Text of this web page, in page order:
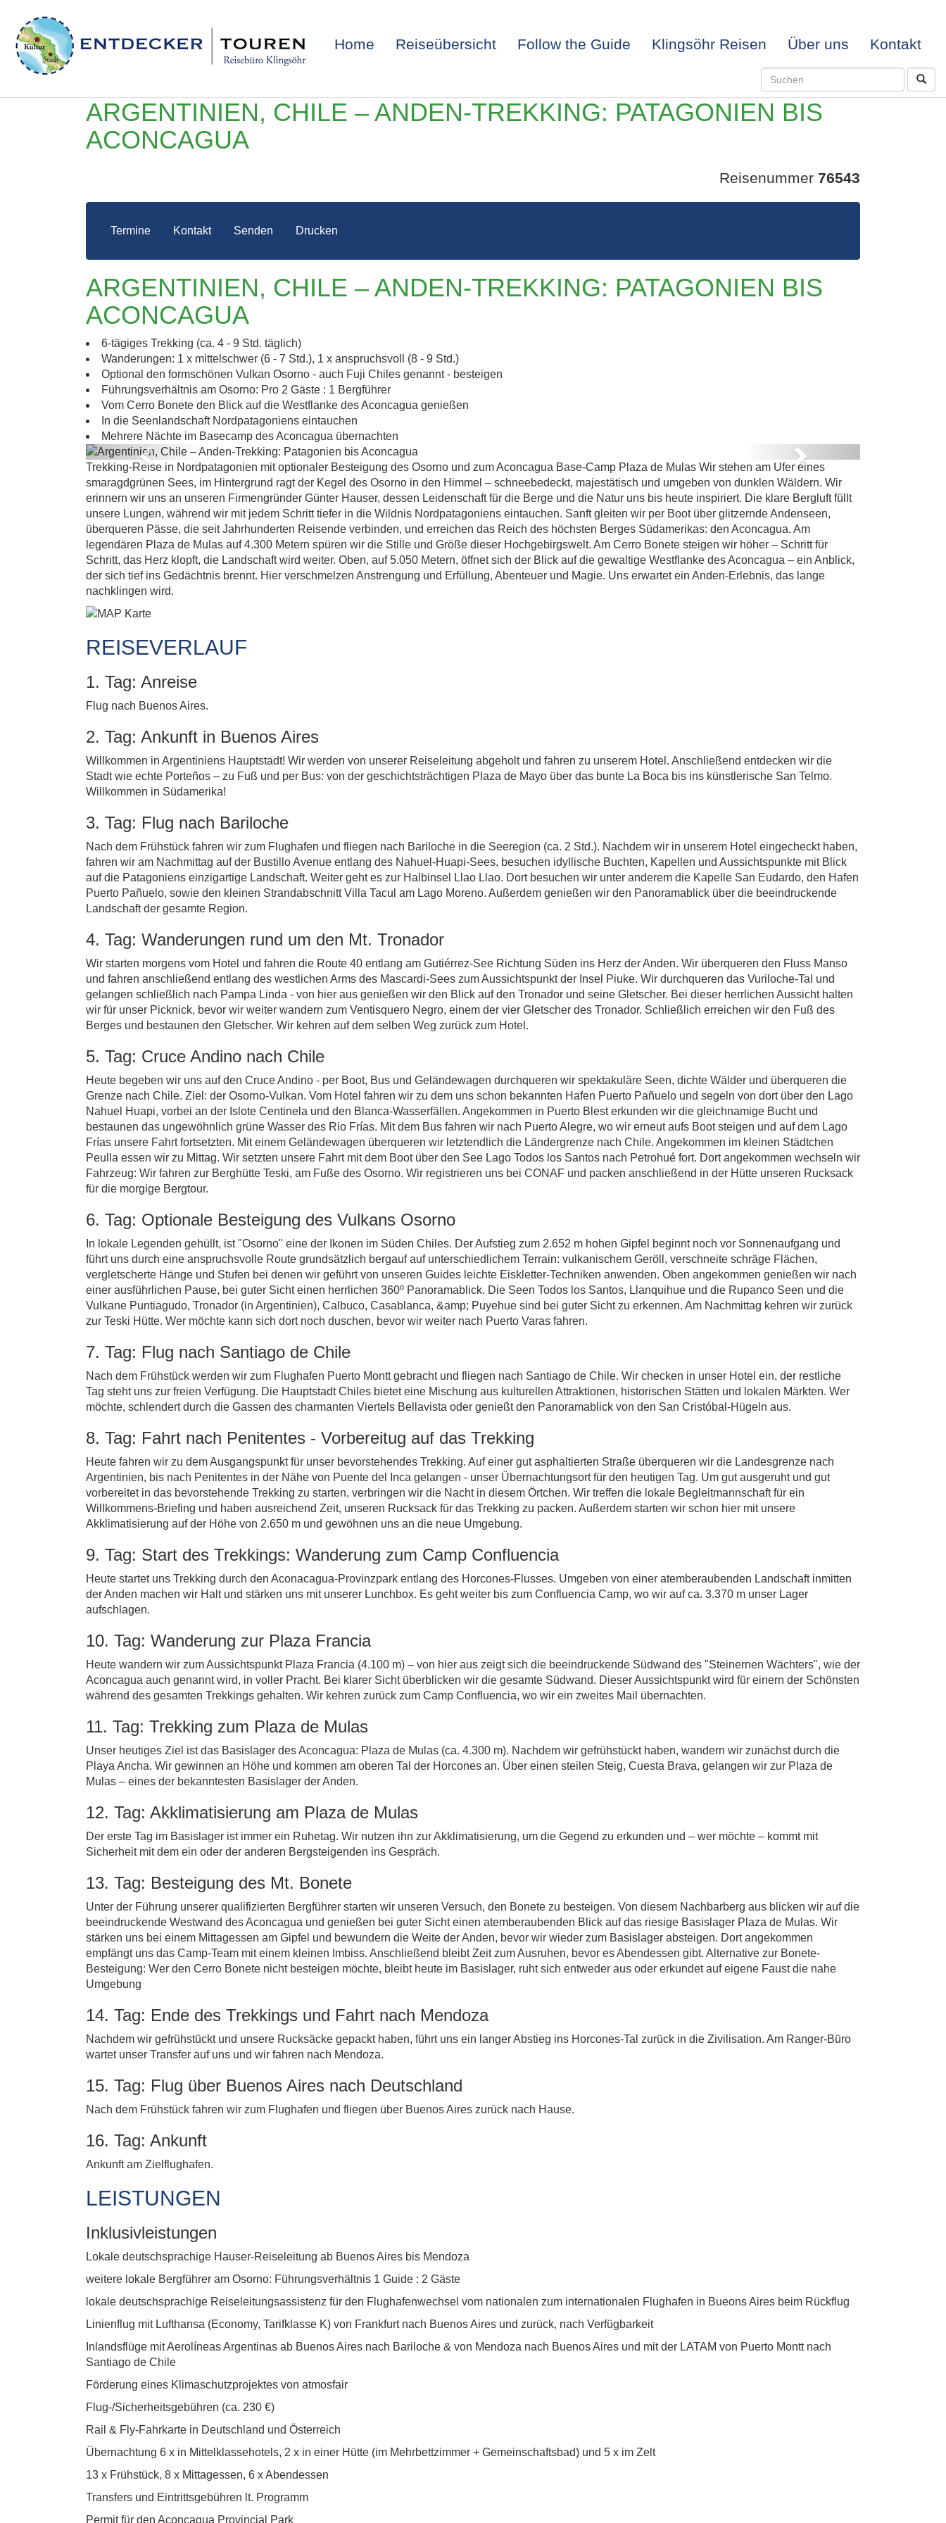
Home Reiseübersicht Follow the Guide Klingsöhr Reisen Über uns Kontakt
ARGENTINIEN, CHILE –
PATAGONIEN BIS
ACONCAGUA
ARGENTINIEN, CHILE – ANDEN-TREKKING: PATAGONIEN BIS
ACONCAGUA
Reisenummer 76543
Termine Kontakt Senden Drucken
ARGENTINIEN, CHILE – ANDEN-TREKKING: PATAGONIEN BIS
ACONCAGUA
6-tägiges Trekking (ca. 4 - 9 Std. täglich)
Wanderungen: 1 x mittelschwer (6 - 7 Std.), 1 x anspruchsvoll (8 - 9 Std.)
Optional den formschönen Vulkan Osorno - auch Fuji Chiles genannt - besteigen
Führungsverhältnis am Osorno: Pro 2 Gäste : 1 Bergführer
Vom Cerro Bonete den Blick auf die Westflanke des Aconcagua genießen
In die Seenlandschaft Nordpatagoniens eintauchen
Mehrere Nächte im Basecamp des Aconcagua übernachten
Argentinien, Chile – Anden-Trekking: Patagonien bis Aconcagua
Previous Next
Trekking-Reise in Nordpatagonien mit optionaler Besteigung des Osorno und zum Aconcagua Base-Camp Plaza de Mulas Wir stehen am Ufer eines
smaragdgrünen Sees, im Hintergrund ragt der Kegel des Osorno in den Himmel – schneebedeckt, majestätisch und umgeben von dunklen Wäldern. Wir
erinnern wir uns an unseren Firmengründer Günter Hauser, dessen Leidenschaft für die Berge und die Natur uns bis heute inspiriert. Die klare Bergluft füllt
unsere Lungen, während wir mit jedem Schritt tiefer in die Wildnis Nordpatagoniens eintauchen. Sanft gleiten wir per Boot über glitzernde Andenseen,
überqueren Pässe, die seit Jahrhunderten Reisende verbinden, und erreichen das Reich des höchsten Berges Südamerikas: den Aconcagua. Am
legendären Plaza de Mulas auf 4.300 Metern spüren wir die Stille und Größe dieser Hochgebirgswelt. Am Cerro Bonete steigen wir höher – Schritt für
Schritt, das Herz klopft, die Landschaft wird weiter. Oben, auf 5.050 Metern, öffnet sich der Blick auf die gewaltige Westflanke des Aconcagua – ein Anblick,
der sich tief ins Gedächtnis brennt. Hier verschmelzen Anstrengung und Erfüllung, Abenteuer und Magie. Uns erwartet ein Anden-Erlebnis, das lange
nachklingen wird.
REISEVERLAUF
1. Tag: Anreise
Flug nach Buenos Aires.
2. Tag: Ankunft in Buenos Aires
Willkommen in Argentiniens Hauptstadt! Wir werden von unserer Reiseleitung abgeholt und fahren zu unserem Hotel. Anschließend entdecken wir die
Stadt wie echte Porteños – zu Fuß und per Bus: von der geschichtsträchtigen Plaza de Mayo über das bunte La Boca bis ins künstlerische San Telmo.
Willkommen in Südamerika!
3. Tag: Flug nach Bariloche
Nach dem Frühstück fahren wir zum Flughafen und fliegen nach Bariloche in die Seeregion (ca. 2 Std.). Nachdem wir in unserem Hotel eingecheckt haben,
fahren wir am Nachmittag auf der Bustillo Avenue entlang des Nahuel-Huapi-Sees, besuchen idyllische Buchten, Kapellen und Aussichtspunkte mit Blick
auf die Patagoniens einzigartige Landschaft. Weiter geht es zur Halbinsel Llao Llao. Dort besuchen wir unter anderem die Kapelle San Eudardo, den Hafen
Puerto Pañuelo, sowie den kleinen Strandabschnitt Villa Tacul am Lago Moreno. Außerdem genießen wir den Panoramablick über die beeindruckende
Landschaft der gesamte Region.
4. Tag: Wanderungen rund um den Mt. Tronador
Wir starten morgens vom Hotel und fahren die Route 40 entlang am Gutiérrez-See Richtung Süden ins Herz der Anden. Wir überqueren den Fluss Manso
und fahren anschließend entlang des westlichen Arms des Mascardi-Sees zum Aussichtspunkt der Insel Piuke. Wir durchqueren das Vuriloche-Tal und
gelangen schließlich nach Pampa Linda - von hier aus genießen wir den Blick auf den Tronador und seine Gletscher. Bei dieser herrlichen Aussicht halten
wir für unser Picknick, bevor wir weiter wandern zum Ventisquero Negro, einem der vier Gletscher des Tronador. Schließlich erreichen wir den Fuß des
Berges und bestaunen den Gletscher. Wir kehren auf dem selben Weg zurück zum Hotel.
5. Tag: Cruce Andino nach Chile
Heute begeben wir uns auf den Cruce Andino - per Boot, Bus und Geländewagen durchqueren wir spektakuläre Seen, dichte Wälder und überqueren die
Grenze nach Chile. Ziel: der Osorno-Vulkan. Vom Hotel fahren wir zu dem uns schon bekannten Hafen Puerto Pañuelo und segeln von dort über den Lago
Nahuel Huapi, vorbei an der Islote Centinela und den Blanca-Wasserfällen. Angekommen in Puerto Blest erkunden wir die gleichnamige Bucht und
bestaunen das ungewöhnlich grüne Wasser des Rio Frías. Mit dem Bus fahren wir nach Puerto Alegre, wo wir erneut aufs Boot steigen und auf dem Lago
Frías unsere Fahrt fortsetzten. Mit einem Geländewagen überqueren wir letztendlich die Ländergrenze nach Chile. Angekommen im kleinen Städtchen
Peulla essen wir zu Mittag. Wir setzten unsere Fahrt mit dem Boot über den See Lago Todos los Santos nach Petrohué fort. Dort angekommen wechseln wir
Fahrzeug: Wir fahren zur Berghütte Teski, am Fuße des Osorno. Wir registrieren uns bei CONAF und packen anschließend in der Hütte unseren Rucksack
für die morgige Bergtour.
6. Tag: Optionale Besteigung des Vulkans Osorno
In lokale Legenden gehüllt, ist "Osorno" eine der Ikonen im Süden Chiles. Der Aufstieg zum 2.652 m hohen Gipfel beginnt noch vor Sonnenaufgang und
führt uns durch eine anspruchsvolle Route grundsätzlich bergauf auf unterschiedlichem Terrain: vulkanischem Geröll, verschneite schräge Flächen,
vergletscherte Hänge und Stufen bei denen wir geführt von unseren Guides leichte Eiskletter-Techniken anwenden. Oben angekommen genießen wir nach
einer ausführlichen Pause, bei guter Sicht einen herrlichen 360º Panoramablick. Die Seen Todos los Santos, Llanquihue und die Rupanco Seen und die
Vulkane Puntiagudo, Tronador (in Argentinien), Calbuco, Casablanca, &amp; Puyehue sind bei guter Sicht zu erkennen. Am Nachmittag kehren wir zurück
zur Teski Hütte. Wer möchte kann sich dort noch duschen, bevor wir weiter nach Puerto Varas fahren.
7. Tag: Flug nach Santiago de Chile
Nach dem Frühstück werden wir zum Flughafen Puerto Montt gebracht und fliegen nach Santiago de Chile. Wir checken in unser Hotel ein, der restliche
Tag steht uns zur freien Verfügung. Die Hauptstadt Chiles bietet eine Mischung aus kulturellen Attraktionen, historischen Stätten und lokalen Märkten. Wer
möchte, schlendert durch die Gassen des charmanten Viertels Bellavista oder genießt den Panoramablick von den San Cristóbal-Hügeln aus.
8. Tag: Fahrt nach Penitentes - Vorbereitug auf das Trekking
Heute fahren wir zu dem Ausgangspunkt für unser bevorstehendes Trekking. Auf einer gut asphaltierten Straße überqueren wir die Landesgrenze nach
Argentinien, bis nach Penitentes in der Nähe von Puente del Inca gelangen - unser Übernachtungsort für den heutigen Tag. Um gut ausgeruht und gut
vorbereitet in das bevorstehende Trekking zu starten, verbringen wir die Nacht in diesem Örtchen. Wir treffen die lokale Begleitmannschaft für ein
Willkommens-Briefing und haben ausreichend Zeit, unseren Rucksack für das Trekking zu packen. Außerdem starten wir schon hier mit unsere
Akklimatisierung auf der Höhe von 2.650 m und gewöhnen uns an die neue Umgebung.
9. Tag: Start des Trekkings: Wanderung zum Camp Confluencia
Heute startet uns Trekking durch den Aconacagua-Provinzpark entlang des Horcones-Flusses. Umgeben von einer atemberaubenden Landschaft inmitten
der Anden machen wir Halt und stärken uns mit unserer Lunchbox. Es geht weiter bis zum Confluencia Camp, wo wir auf ca. 3.370 m unser Lager
aufschlagen.
10. Tag: Wanderung zur Plaza Francia
Heute wandern wir zum Aussichtspunkt Plaza Francia (4.100 m) – von hier aus zeigt sich die beeindruckende Südwand des "Steinernen Wächters", wie der
Aconcagua auch genannt wird, in voller Pracht. Bei klarer Sicht überblicken wir die gesamte Südwand. Dieser Aussichtspunkt wird für einern der Schönsten
während des gesamten Trekkings gehalten. Wir kehren zurück zum Camp Confluencia, wo wir ein zweites Mail übernachten.
11. Tag: Trekking zum Plaza de Mulas
Unser heutiges Ziel ist das Basislager des Aconcagua: Plaza de Mulas (ca. 4.300 m). Nachdem wir gefrühstückt haben, wandern wir zunächst durch die
Playa Ancha. Wir gewinnen an Höhe und kommen am oberen Tal der Horcones an. Über einen steilen Steig, Cuesta Brava, gelangen wir zur Plaza de
Mulas – eines der bekanntesten Basislager der Anden.
12. Tag: Akklimatisierung am Plaza de Mulas
Der erste Tag im Basislager ist immer ein Ruhetag. Wir nutzen ihn zur Akklimatisierung, um die Gegend zu erkunden und – wer möchte – kommt mit
Sicherheit mit dem ein oder der anderen Bergsteigenden ins Gespräch.
13. Tag: Besteigung des Mt. Bonete
Unter der Führung unserer qualifizierten Bergführer starten wir unseren Versuch, den Bonete zu besteigen. Von diesem Nachbarberg aus blicken wir auf die
beeindruckende Westwand des Aconcagua und genießen bei guter Sicht einen atemberaubenden Blick auf das riesige Basislager Plaza de Mulas. Wir
stärken uns bei einem Mittagessen am Gipfel und bewundern die Weite der Anden, bevor wir wieder zum Basislager absteigen. Dort angekommen
empfängt uns das Camp-Team mit einem kleinen Imbiss. Anschließend bleibt Zeit zum Ausruhen, bevor es Abendessen gibt. Alternative zur Bonete-
Besteigung: Wer den Cerro Bonete nicht besteigen möchte, bleibt heute im Basislager, ruht sich entweder aus oder erkundet auf eigene Faust die nahe
Umgebung
14. Tag: Ende des Trekkings und Fahrt nach Mendoza
Nachdem wir gefrühstückt und unsere Rucksäcke gepackt haben, führt uns ein langer Abstieg ins Horcones-Tal zurück in die Zivilisation. Am Ranger-Büro
wartet unser Transfer auf uns und wir fahren nach Mendoza.
15. Tag: Flug über Buenos Aires nach Deutschland
Nach dem Frühstück fahren wir zum Flughafen und fliegen über Buenos Aires zurück nach Hause.
16. Tag: Ankunft
Ankunft am Zielflughafen.
LEISTUNGEN
Inklusivleistungen
Lokale deutschsprachige Hauser-Reiseleitung ab Buenos Aires bis Mendoza
weitere lokale Bergführer am Osorno: Führungsverhältnis 1 Guide : 2 Gäste
lokale deutschsprachige Reiseleitungsassistenz für den Flughafenwechsel vom nationalen zum internationalen Flughafen in Bueons Aires beim Rückflug
Linienflug mit Lufthansa (Economy, Tarifklasse K) von Frankfurt nach Buenos Aires und zurück, nach Verfügbarkeit
Inlandsflüge mit Aerolíneas Argentinas ab Buenos Aires nach Bariloche & von Mendoza nach Buenos Aires und mit der LATAM von Puerto Montt nach
Santiago de Chile
Förderung eines Klimaschutzprojektes von atmosfair
Flug-/Sicherheitsgebühren (ca. 230 €)
Rail & Fly-Fahrkarte in Deutschland und Österreich
Übernachtung 6 x in Mittelklassehotels, 2 x in einer Hütte (im Mehrbettzimmer + Gemeinschaftsbad) und 5 x im Zelt
13 x Frühstück, 8 x Mittagessen, 6 x Abendessen
Transfers und Eintrittsgebühren lt. Programm
Permit für den Aconcagua Provincial Park